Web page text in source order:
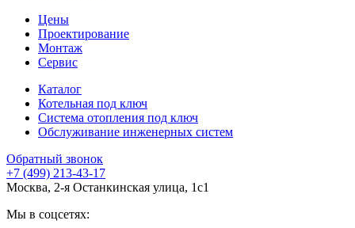
Цены
Проектирование
Монтаж
Сервис
Каталог
Котельная под ключ
Система отопления под ключ
Обслуживание инженерных систем
Обратный звонок
+7 (499) 213-43-17
Москва, 2-я Останкинская улица, 1с1
Мы в соцсетях: